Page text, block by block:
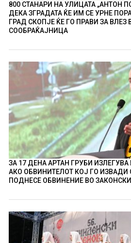
800 СТАНАРИ НА УЛИЦАТА „АНТОН
ДЕКА ЗГРАДАТА ЌЕ ИМ СЕ УРНЕ
ГРАД СКОПЈЕ ЌЕ ГО ПРАВИ ЗА
СООБРАЌАЈНИЦА
ЗА 17 ДЕНА АРТАН ГРУБИ
АКО ОБВИНИТЕЛОТ КОЈ ГО
ПОДНЕСЕ ОБВИНЕНИЕ ВО